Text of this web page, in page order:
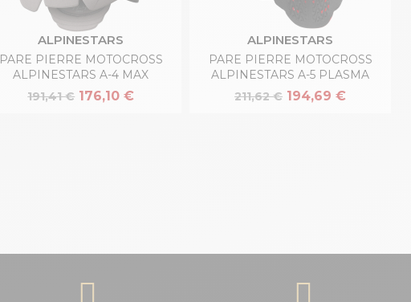
ALPINESTARS
PARE PIERRE MOTOCROSS
ALPINESTARS A-4 MAX
191,41 € 176,10 €
ALPINESTARS
PARE PIERRE MOTOCROSS
ALPINESTARS A-5 PLASMA
211,62 € 194,69 €